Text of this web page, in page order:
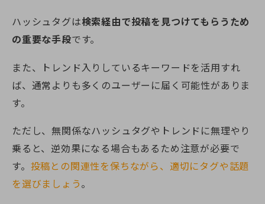
ハッシュタグは検索経由で投稿を見つけてもらうため
の重要な手段です。
また、トレンド入りしているキーワードを活用すれ
ば、通常よりも多くのユーザーに届く可能性がありま
す。
ただし、無関係なハッシュタグやトレンドに無理やり
乗ると、逆効果になる場合もあるため注意が必要で
す。 投稿との関連性を保ちながら、適切にタグや話題
を選びましょう。